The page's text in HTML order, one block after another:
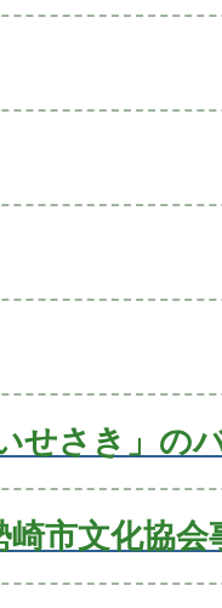
せさき」の
市文化協会